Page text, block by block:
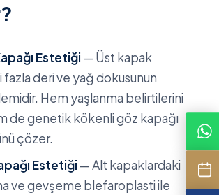
Estetiği — Üst kapak
deri ve yağ dokusunun
Hem yaşlanma belirtilerini
de genetik kökenli göz kapağı
çözer.
Estetiği — Alt kapaklardaki
ve gevşeme blefaroplasti ile